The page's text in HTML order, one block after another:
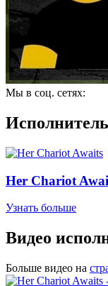
Мы в соц. сетях:
Исполнитель
Her Chariot
Узнать больше
Видео
Больше видео на